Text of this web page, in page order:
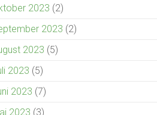
2023 (2)
2023 (2)
2023 (5)
2023 (5)
2023 (7)
2023 (3)